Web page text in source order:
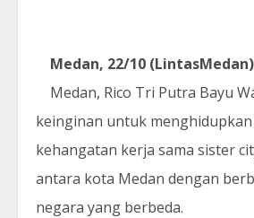
Medan, 22/10 (LintasMedan)
Medan, Rico Tri Putra Bayu
keinginan untuk
kehangatan kerja sama sister
antara kota Medan dengan
negara yang berbeda.